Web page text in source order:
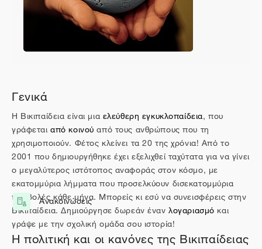
Γενικά
Η Βικιπαίδεια είναι μιαελεύθερη εγκυκλοπαίδεια, που
γράφεταιαπό κοινούαπό τους ανθρώπους που τη
χρησιμοποιούν. Φέτος κλείνει τα 20 της χρόνια! Από το
2001 που δημιουργήθηκε έχει εξελιχθεί ταχύτατα για να γίνει
ο μεγαλύτερος ιστότοπος αναφοράς στον κόσμο, με
εκατομμύρια λήμματα που προσελκύουν δισεκατομμύρια
προβολές κάθε μήνα. Μπορείς κι εσύ να συνεισφέρεις στην
Βικιπαίδεια. Δημιούργησε δωρεάν ένανλογαριασμό και
γράψε με την σχολική ομάδα σου ιστορία!
Ανακοινώσεις
Φόρουμ
Η πολιτική και οι κανόνες της Βικιπαίδειας